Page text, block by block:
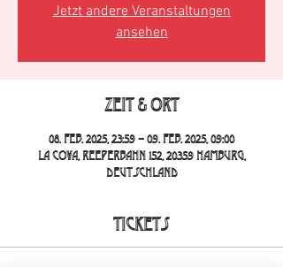
Jetzt andere Veranstaltungen
ansehen
Zeit & Ort
08. Feb. 2025, 23:59 – 09. Feb. 2025, 09:00
La Cova, Reeperbahn 152, 20359 Hamburg,
Deutschland
Tickets